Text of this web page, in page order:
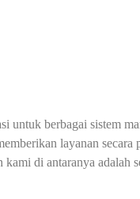
untuk berbagai sistem
layanan secara
di antaranya adalah